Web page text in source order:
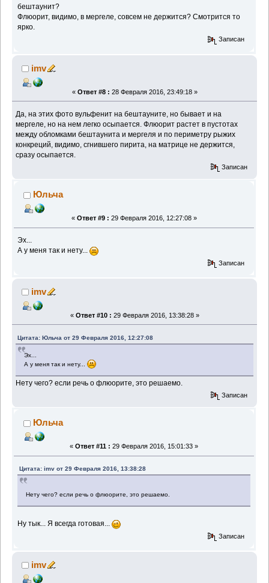
бештаунит?
Флюорит, видимо, в мергеле, совсем не держится? Смотрится то
ярко.
Записан
imv
« Ответ #8 : 28 Февраля 2016, 23:49:18 »
Да, на этих фото вульфенит на бештауните, но бывает и на
мергеле, но на нем легко осыпается. Флюорит растет в пустотах
между обломками бештаунита и мергеля и по периметру рыжих
конкреций, видимо, сгнившего пирита, на матрице не держится,
сразу осыпается.
Записан
Юльча
« Ответ #9 : 29 Февраля 2016, 12:27:08 »
Эх...
А у меня так и нету...
Записан
imv
« Ответ #10 : 29 Февраля 2016, 13:38:28 »
Цитата: Юльча от 29 Февраля 2016, 12:27:08
Эх...
А у меня так и нету...
Нету чего? если речь о флюорите, это решаемо.
Записан
Юльча
« Ответ #11 : 29 Февраля 2016, 15:01:33 »
Цитата: imv от 29 Февраля 2016, 13:38:28
Нету чего? если речь о флюорите, это решаемо.
Ну тык... Я всегда готовая...
Записан
imv